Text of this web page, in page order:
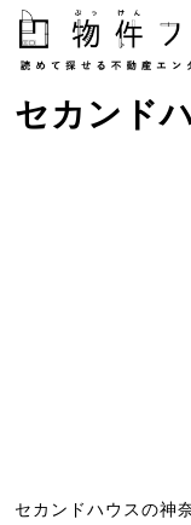
セカンド
セカンドハウスの神